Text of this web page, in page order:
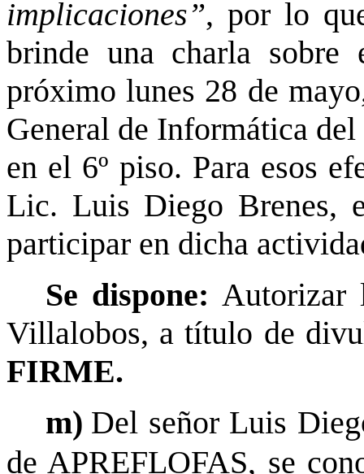
implicaciones”, por lo
brinde una charla
próximo lunes 28 de
General de Informática
en el 6º piso. Para esos
Lic. Luis Diego Brenes,
participar en dicha
Se dispone:Autorizar
Villalobos, a título de
FIRME.
m) Del señor Luis
de APREFLOFAS, se